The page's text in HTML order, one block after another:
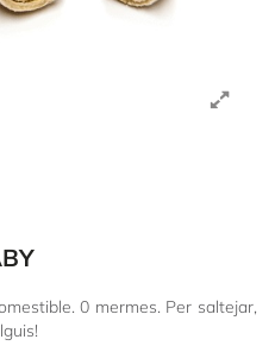
0 mermes. Per saltejar,